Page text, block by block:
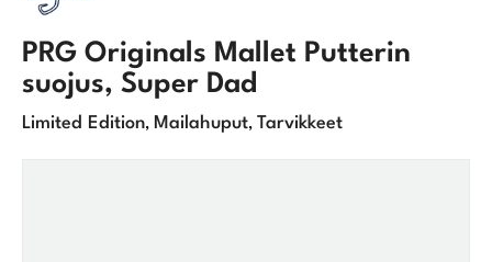
PRG Originals Mallet Putterin
suojus, Super Dad
Limited Edition, Mailahuput, Tarvikkeet